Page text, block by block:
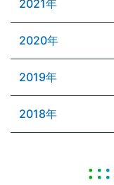
2021年
2020年
2019年
2018年